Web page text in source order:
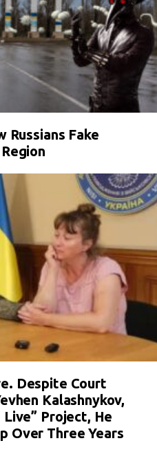
Russians Fake
Despite Court
Kalashnykov,
Project, He
Over Three Years